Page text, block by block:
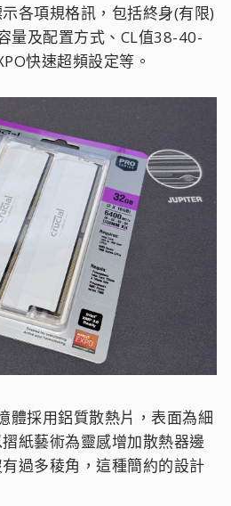
各項規格訊，包括終身(有限)
量及配置方式、CL值38-40-
快速超頻設定等。
體採用鋁質散熱片，表面為細
紙藝術為靈感增加散熱器邊
過多稜角，這種簡約的設計